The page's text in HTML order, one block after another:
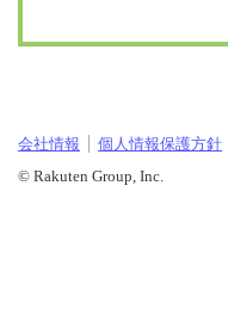
会社情報 個人情報保護方針
© Rakuten Group, Inc.